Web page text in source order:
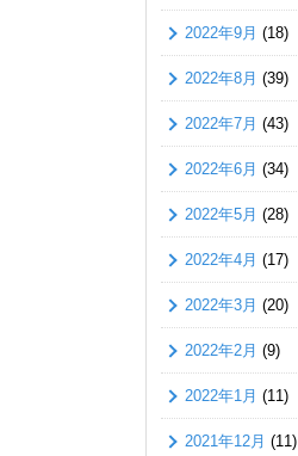
2022年9月 (18)
2022年8月 (39)
2022年7月 (43)
2022年6月 (34)
2022年5月 (28)
2022年4月 (17)
2022年3月 (20)
2022年2月 (9)
2022年1月 (11)
2021年12月 (11)